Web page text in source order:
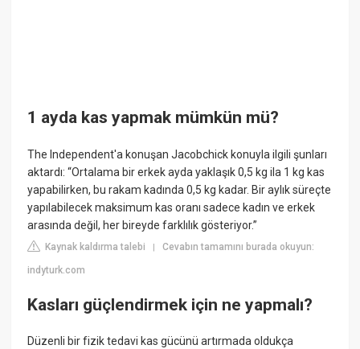
1 ayda kas yapmak mümkün mü?
The Independent'a konuşan Jacobchick konuyla ilgili şunları
aktardı: “Ortalama bir erkek ayda yaklaşık 0,5 kg ila 1 kg kas
yapabilirken, bu rakam kadında 0,5 kg kadar. Bir aylık süreçte
yapılabilecek maksimum kas oranı sadece kadın ve erkek
arasında değil, her bireyde farklılık gösteriyor.”
Kaynak kaldırma talebi |Cevabın tamamını burada okuyun:
indyturk.com
Kasları güçlendirmek için ne yapmalı?
Düzenli bir fizik tedavi kas gücünü artırmada oldukça